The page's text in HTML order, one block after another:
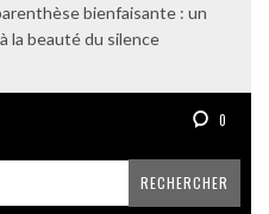
bienfaisante : un
la beauté du silence
0